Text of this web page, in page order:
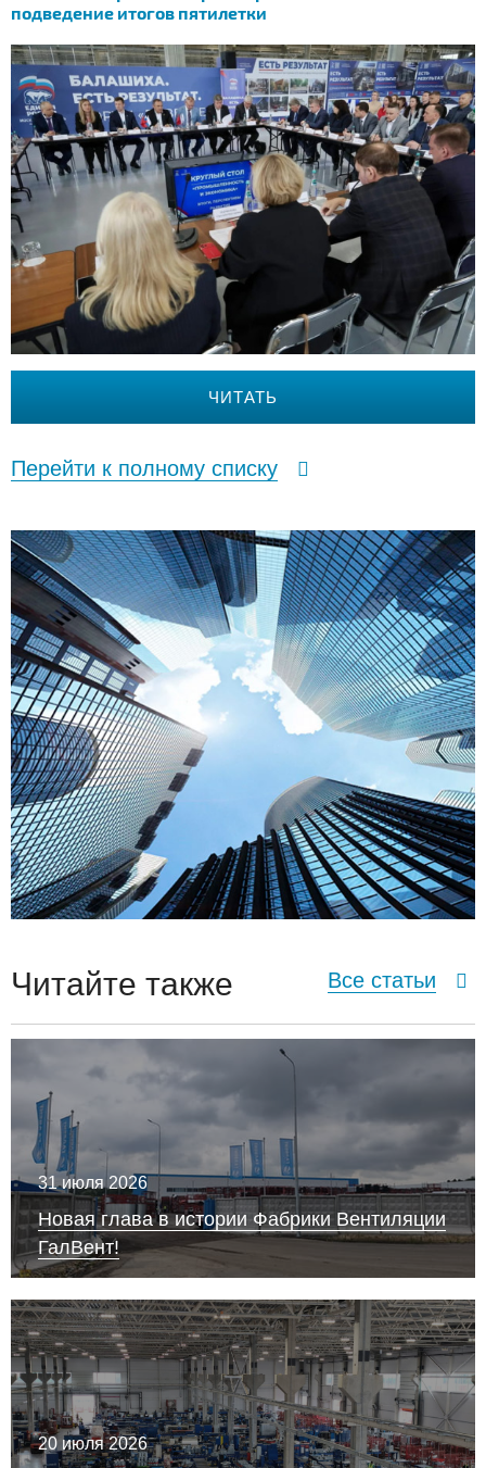
подведение итогов пятилетки
ЧИТАТЬ
Перейти к полному списку
Читайте также Все статьи
31 июля 2026
Новая глава в истории Фабрики Вентиляции
ГалВент!
20 июля 2026